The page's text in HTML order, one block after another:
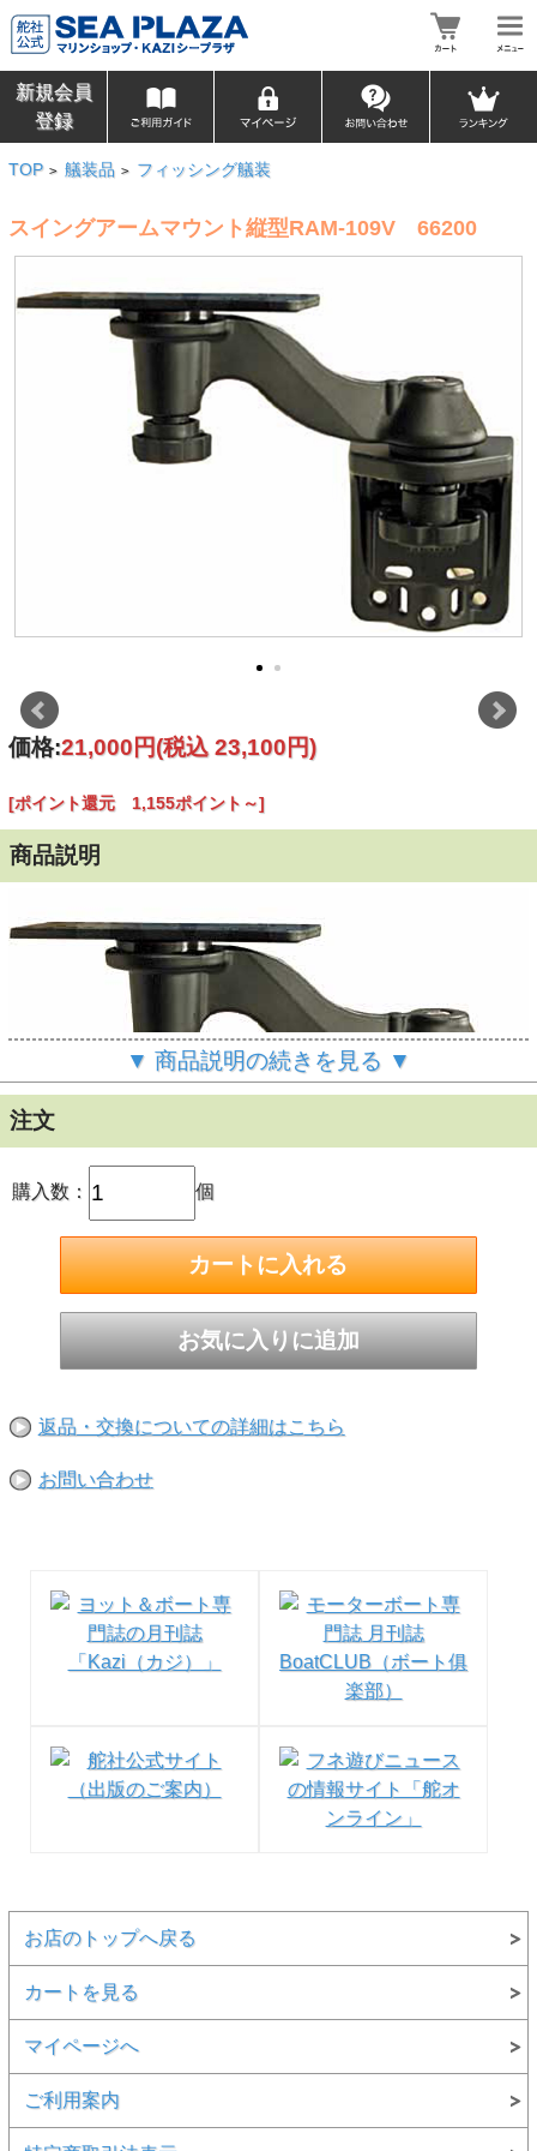
新規会員
登録
TOP > 艤装品 > フィッシング艤装
スイングアームマウント縦型RAM-109V 66200
価格:21,000円(税込 23,100円)
[ポイント還元 1,155ポイント～]
商品説明
各種サイズの魚探に対応、アーム付き魚探マウント
アーム両端のノブを緩めることで回転し、位置調整ができま
す（上下不可）。
※ベースサイズ：縦124×横101mm ／全高：約215mm ／ア
ーム長：約150mm
●お取り寄せ商品になります。1週間以内に入荷できない場
合は、改めてご連絡させていただきます
▼ 商品説明の続きを見る ▼
注文
購入数： 個
返品・交換についての詳細はこちら
お問い合わせ
お店のトップへ戻る
カートを見る
マイページへ
ご利用案内